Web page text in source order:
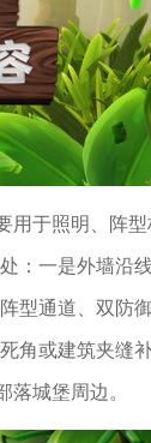
于照明、阵型
：一是外墙沿
型通道、双防
角或建筑夹缝
城堡周边。